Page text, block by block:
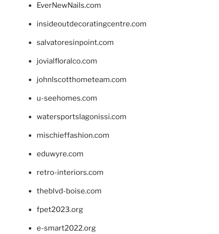
EverNewNails.com
insideoutdecoratingcentre.com
salvatoresinpoint.com
jovialfloralco.com
johnlscotthometeam.com
u-seehomes.com
watersportslagonissi.com
mischieffashion.com
eduwyre.com
retro-interiors.com
theblvd-boise.com
fpet2023.org
e-smart2022.org